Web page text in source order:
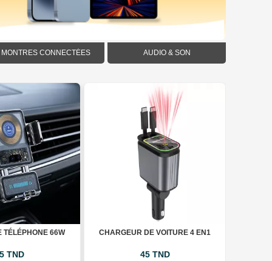
MONTRES CONNECTÉES AUDIO & SON
TÉLÉPHONE 66W
TND
CHARGEUR DE VOITURE 4 EN1
45 TND